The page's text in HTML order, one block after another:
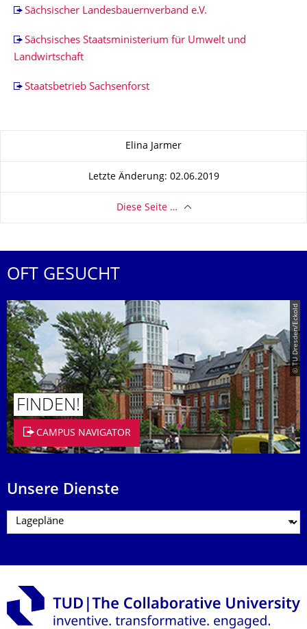
Sächsischer Landesbauernverband e.V.
Sächsisches Staatsministerium für Umwelt und
Landwirtschaft
Staatsbetrieb Sachsenforst
Elina Jarmer
Letzte Änderung: 02.06.2019
Diese Seite …
OFT GESUCHT
© TU Dresden/Eckold
FINDEN!
CAMPUS NAVIGATOR
Unsere Dienste